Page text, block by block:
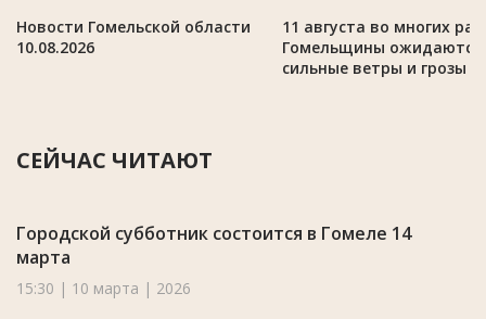
Новости Гомельской области
10.08.2026
11 августа во многих
Гомельщины ожидаются
сильные ветры и грозы
СЕЙЧАС ЧИТАЮТ
Городской субботник состоится в Гомеле 14
марта
15:30 | 10 марта | 2026